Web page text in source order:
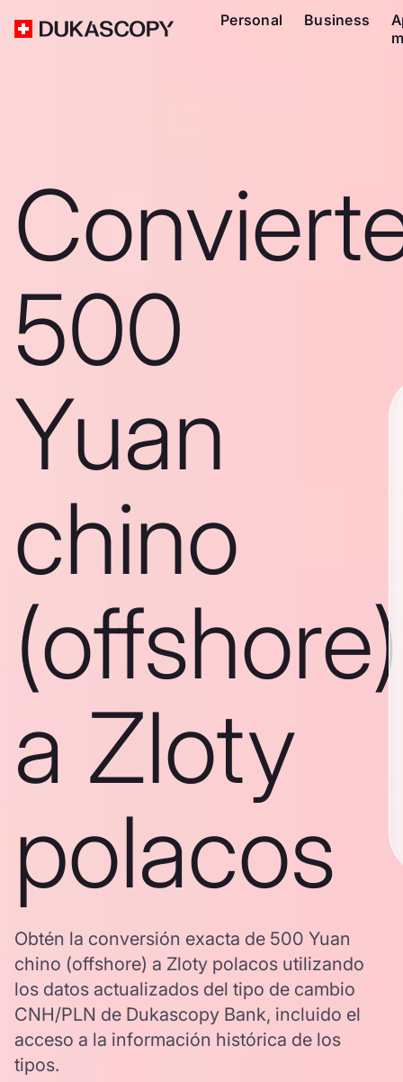
Personal Business
500
Yuan
chino
(offshore)
a Zloty
polacos
Obtén la conversión exacta de 500 Yuan
chino (offshore) a Zloty polacos utilizando
los datos actualizados del tipo de cambio
CNH/PLN de Dukascopy Bank, incluido el
acceso a la información histórica de los
tipos.